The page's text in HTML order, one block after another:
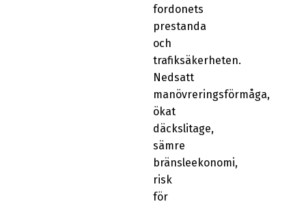
fordonets
prestanda
och
trafiksäkerheten.
Nedsatt
manövreringsförmåga,
ökat
däckslitage,
sämre
bränsleekonomi,
risk
för